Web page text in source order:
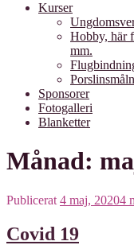
Kurser
Hobby, här
mm.
Sponsorer
Fotogalleri
Blanketter
Månad:
Publicerat 4 maj, 20204
Covid 19